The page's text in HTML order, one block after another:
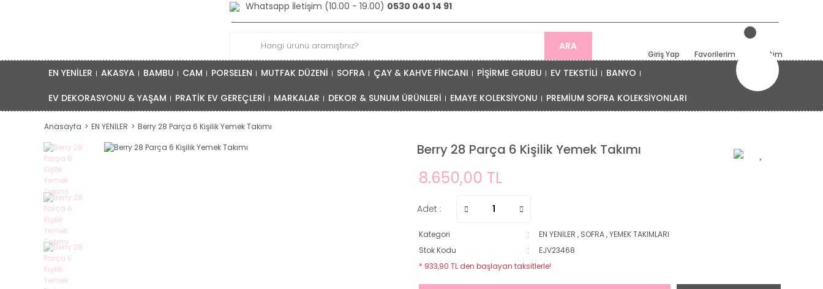
Whatsapp İletişim (10.00 - 19.00) 0530 040 14 91
ARA
Giriş Yap Favorilerim Sepetim
EN YENİLER AKASYA BAMBU CAM PORSELEN MUTFAK DÜZENİ SOFRA ÇAY & KAHVE FİNCANI PİŞİRME GRUBU EV TEKSTİLİ BANYO
EV DEKORASYONU & YAŞAM PRATİK EV GEREÇLERİ MARKALAR DEKOR & SUNUM ÜRÜNLERİ EMAYE KOLEKSİYONU PREMİUM SOFRA KOLEKSİYONLARI
Anasayfa EN YENİLER Berry 28 Parça 6 Kişilik Yemek Takımı
Berry 28 Parça 6 Kişilik Yemek Takımı
8.650,00 TL
Adet :
Kategori EN YENİLER , SOFRA,YEMEK TAKIMLARI
Stok Kodu
EJV23468
* 933,90 TL den başlayan taksitlerle!